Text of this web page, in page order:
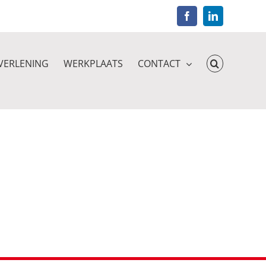
FacebookLinkedIn
WERKPLAATS CONTACT